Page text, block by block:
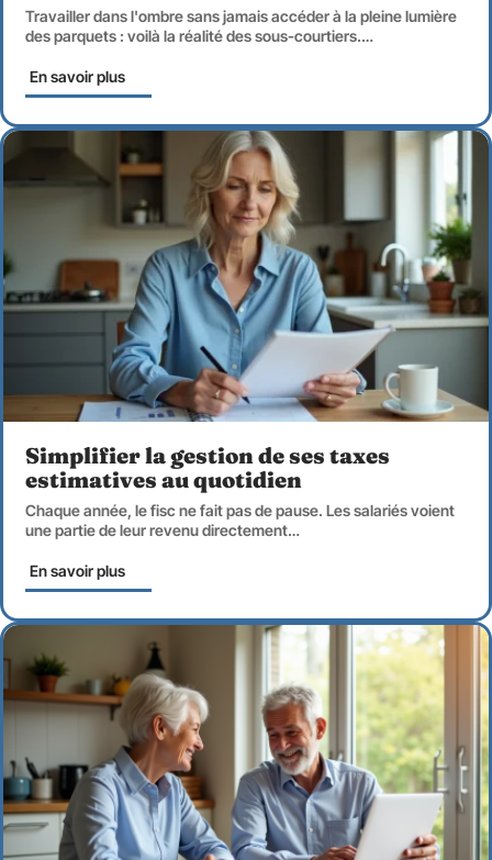
Travailler dans l'ombre sans jamais accéder à la pleine lumière
des parquets : voilà la réalité des sous-courtiers.…
En savoir plus
Simplifier la gestion de ses taxes
estimatives au quotidien
Chaque année, le fisc ne fait pas de pause. Les salariés voient
une partie de leur revenu directement…
En savoir plus